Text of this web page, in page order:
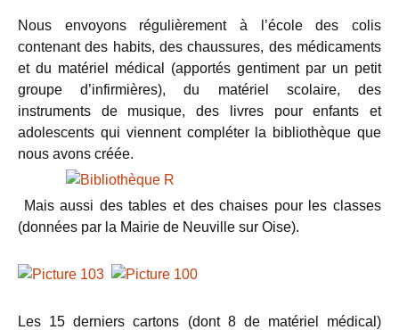
Nous envoyons régulièrement à l’école des colis
contenant des habits, des chaussures, des médicaments
et du matériel médical (apportés gentiment par un petit
groupe d’infirmières), du matériel scolaire, des
instruments de musique, des livres pour enfants et
adolescents qui viennent compléter la bibliothèque que
nous avons créée.
Mais aussi des tables et des chaises pour les classes
(données par la Mairie de Neuville sur Oise).
Les 15 derniers cartons (dont 8 de matériel médical)